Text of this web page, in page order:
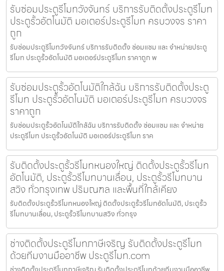
รับซ่อมประตูรีโมทวังจันทร์ บริการรับติดตั้งประตูรีโมท
ประตูรั้วอัตโนมัติ มอเตอร์ประตูรีโมท ครบวงจร ราคา
ถูก
รับซ่อมประตูรีโมทวังจันทร์ บริการรับติดตั้ง ซ่อมแซม และ จำหน่ายประตู
รีโมท ประตูรั้วอัตโนมัติ มอเตอร์ประตูรีโมท ราคาถูก พ
รับซ่อมประตูรั้วอัตโนมัติใกล้ฉัน บริการรับติดตั้งประตู
รีโมท ประตูรั้วอัตโนมัติ มอเตอร์ประตูรีโมท ครบวงจร
ราคาถูก
รับซ่อมประตูรั้วอัตโนมัติใกล้ฉัน บริการรับติดตั้ง ซ่อมแซม และ จำหน่าย
ประตูรีโมท ประตูรั้วอัตโนมัติ มอเตอร์ประตูรีโมท ราค
รับติดตั้งประตูรั้วรีโมทหนองใหญ่ ติดตั้งประตูรั้วรีโมท
อัตโนมัติ, ประตูรั้วรีโมทบานเลื่อน, ประตูรั้วรีโมทบาน
สวิง ทั่วกรุงเทพ ปริมณฑล และพื้นที่ใกล้เคียง
รับติดตั้งประตูรั้วรีโมทหนองใหญ่ ติดตั้งประตูรั้วรีโมทอัตโนมัติ, ประตูรั้ว
รีโมทบานเลื่อน, ประตูรั้วรีโมทบานสวิง ทั่วกรุง
ช่างติดตั้งประตูรีโมทภาษีเจริญ รับติดตั้งประตูรีโมท
ด้วยทีมงานมืออาชีพ ประตูรีโมท.com